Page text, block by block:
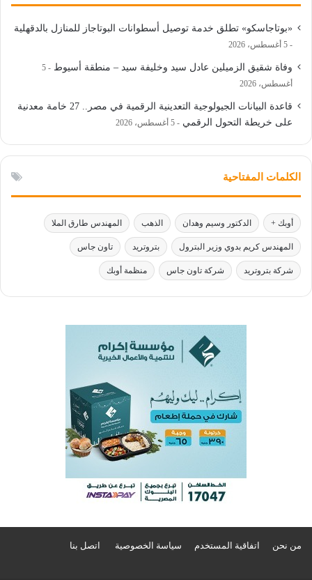
«بوتاجاسكو» تطلق خدمة توصيل أسطوانات البوتاجاز للمنازل بالدقهلية
5 أغسطس، 2026
وفاة شقيق الزميلين عادل سيد وخليفة سيد – منطقة أسيوط
5
أغسطس، 2026
قاعدة البيانات الجيولوجية التعدينية الرقمية في مصر.. 27 خامة معدنية
على خريطة التحول الرقمي
5 أغسطس، 2026
الكلمات المفتاحية
أوبك + الدكتور وسيم وهدان الذهب المهندس طارق الملا
المهندس كريم بدوي وزير البترول بتروتريد تاون جاس
شركة بتروتريد شركة تاون جاس منظمة أوبك
من نحن اتفاقية المستخدم سياسة الخصوصية اتصل بنا